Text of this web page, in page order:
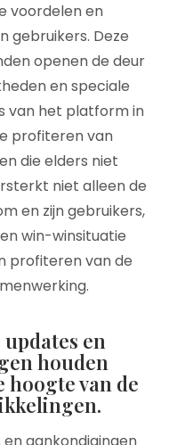
voordelen en
gebruikers. Deze
openen de deur
en speciale
van het platform in
profiteren van
die elders niet
niet alleen de
en zijn gebruikers,
win-winsituatie
profiteren van de
en
houden
hoogte van de